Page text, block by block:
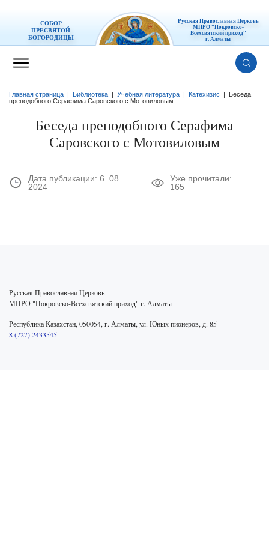
СОБОР
ПРЕСВЯТОЙ
БОГОРОДИЦЫ
Русская Православная Церковь
МПРО "Покровско-
Всехсвятский приход"
г. Алматы
Главная страница Библиотека Учебная литература Катехизис
Беседа
преподобного Серафима Саровского с Мотовиловым
Беседа преподобного Серафима
Саровского с Мотовиловым
Дата публикации: 6. 08.
2024
Уже прочитали:
165
Русская Православная Церковь
МПРО "Покровско-Всехсвятский приход" г. Алматы
Республика Казахстан, 050054, г. Алматы, ул. Юных пионеров, д. 85
8 (727) 2433545